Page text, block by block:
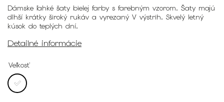
Dámske ľahké šaty bielej farby s farebným vzorom. Šaty majú
dlhší krátky široký rukáv a vyrezaný V výstrih. Skvelý letný
kúsok do teplých dní.
Detailné informácie
Veľkosť